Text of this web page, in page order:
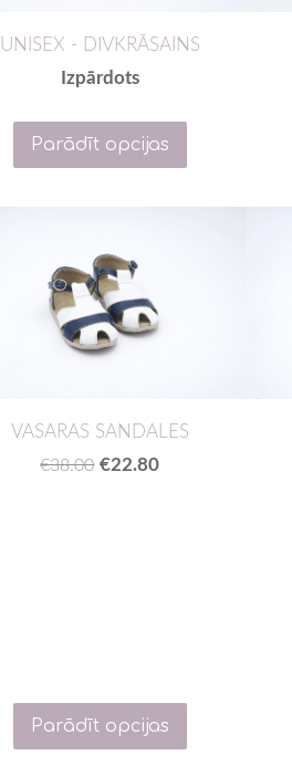
UNISEX - DIVKRĀSAINS
Izpārdots
Parādīt opcijas
VASARAS SANDALES
€38.00 €22.80
Parādīt opcijas